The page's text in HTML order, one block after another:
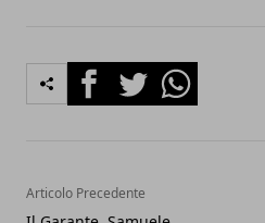
FacebookTwitterWhatsapp
Articolo Precedente